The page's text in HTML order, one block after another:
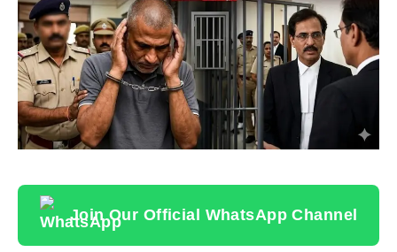
Join Our Official WhatsApp Channel